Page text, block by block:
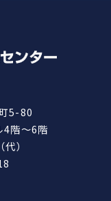
5-80
4階～6階
）